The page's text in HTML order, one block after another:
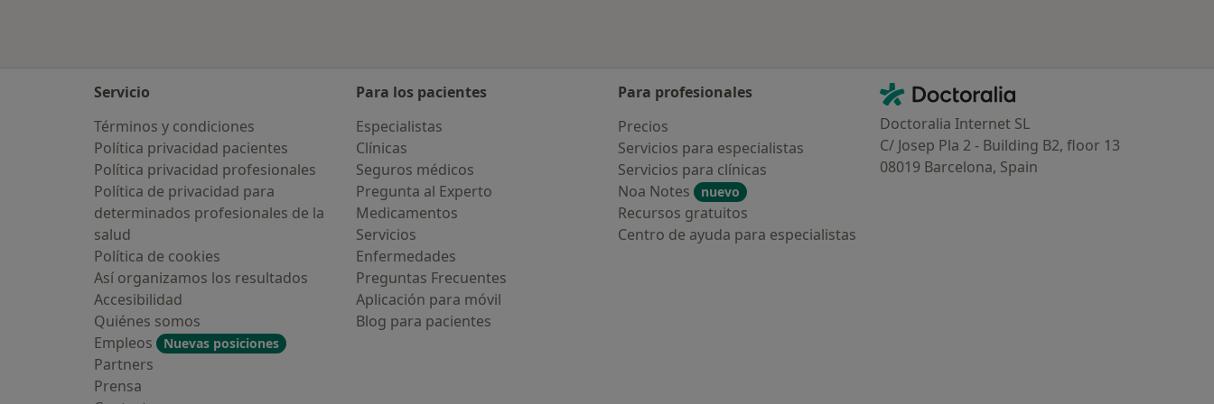
Servicio
Términos y condiciones
Política privacidad pacientes
Política privacidad profesionales
Política de privacidad para
determinados profesionales de la
salud
Política de cookies
Así organizamos los resultados
Accesibilidad
Quiénes somos
Empleos
Nuevas posiciones
Partners
Prensa
Para los pacientes
Especialistas
Clínicas
Seguros médicos
Pregunta al Experto
Medicamentos
Servicios
Enfermedades
Preguntas Frecuentes
Aplicación para móvil
Blog para pacientes
Para profesionales
Precios
Servicios para especialistas
Servicios para clínicas
Noa Notes
nuevo
Recursos gratuitos
Centro de ayuda para especialistas
Contacto
Doctoralia - Página de inicio
Doctoralia Internet SL
C/ Josep Pla 2 - Building B2, floor 13
08019 Barcelona, Spain